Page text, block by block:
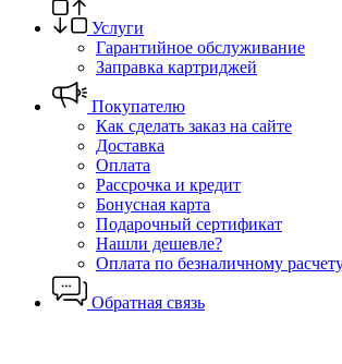
Услуги
Гарантийное обслуживание
Заправка картриджей
Покупателю
Как сделать заказ на сайте
Доставка
Оплата
Рассрочка и кредит
Бонусная карта
Подарочный сертификат
Нашли дешевле?
Оплата по безналичному
Обратная связь